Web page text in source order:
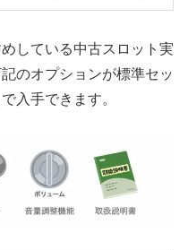
している中古スロット実
のオプションが標準セッ
入手できます。